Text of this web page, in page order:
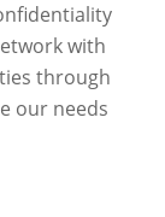
with
through
our needs